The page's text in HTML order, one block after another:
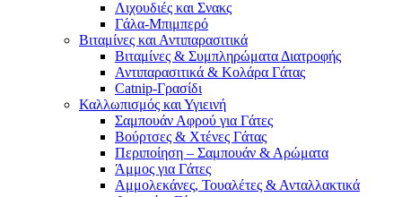
Λιχουδιές και Σνακς
Γάλα-Μπιμπερό
Βιταμίνες και Αντιπαρασιτικά
Βιταμίνες & Συμπληρώματα Διατροφής
Αντιπαρασιτικά & Κολάρα Γάτας
Catnip-Γρασίδι
Καλλωπισμός και Υγιεινή
Σαμπουάν Αφρού για Γάτες
Βούρτσες & Χτένες Γάτας
Περιποίηση – Σαμπουάν & Αρώματα
Άμμος για Γάτες
Αμμολεκάνες, Τουαλέτες & Ανταλλακτικά